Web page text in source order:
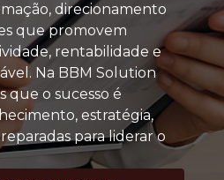
direcionamento
que promovem
rentabilidade e
Na BBM Solution
que o sucesso é
estratégia,
para liderar o